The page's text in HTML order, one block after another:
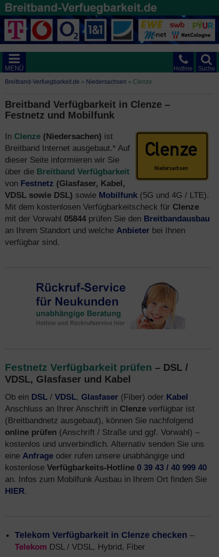
Suche
Hotline
MENÜ
Breitband-Verfuegbarkeit.de » Niedersachsen » Clenze
Breitband Verfügbarkeit in Clenze –
Festnetz und Mobilfunk
In Clenze (Niedersachen) ist
Breitband Internet ausgebaut.* Auf
dieser Seite informieren wir Sie
über die Breitband Verfügbarkeit
von Festnetz (Glasfaser, Kabel,
VDSL sowie DSL) sowie Mobilfunk (5G und 4G / LTE).
Mit dem kostenlosen Verfügbarkeitscheck für Clenze
mit der Vorwahl 05844 prüfen Sie den Breitbandausbau
an Ihrem Standort und welche Anbieter bei Ihnen
verfügbar sind.
Festnetz Verfügbarkeit prüfen – DSL /
VDSL, Glasfaser und Kabel
Ob ein DSL / VDSL, Glasfaser (Fiber) oder Kabel
Anschluss an Ihrer Anschrift in Clenze verfügbar ist
(Breitbandnetz ausgebaut), können Sie nachfolgend
online prüfen (Anschrift / Straße und ggf. Vorwahl) –
kostenlos und unverbindlich. Alternativ senden Sie uns
eine Anfrage oder rufen unsere unabhängige und
kostenlose Verfügbarkeits-Hotline 0 39 43 / 40 999 40
an. Infos zum Mobilfunk Ausbau in Ihrem Ort finden Sie
HIER.
Telekom Verfügbarkeit in Clenze checken –
Telekom DSL / VDSL, Hybrid, Fiber